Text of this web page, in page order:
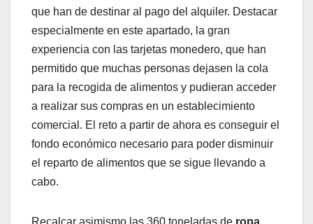
que han de destinar al pago del alquiler. Destacar
especialmente en este apartado, la gran
experiencia con las tarjetas monedero, que han
permitido que muchas personas dejasen la cola
para la recogida de alimentos y pudieran acceder
a realizar sus compras en un establecimiento
comercial. El reto a partir de ahora es conseguir el
fondo económico necesario para poder disminuir
el reparto de alimentos que se sigue llevando a
cabo.